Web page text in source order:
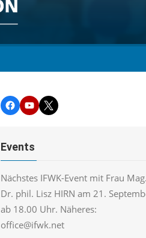
Facebook
YouTubeTwitter
Events
Nächstes IFWK-Event mit Frau Mag.
Dr. phil. Lisz HIRN am 21.
ab 18.00 Uhr. Näheres:
office@ifwk.net